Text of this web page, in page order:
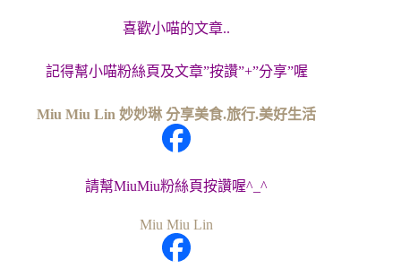
喜歡小喵的文章..
記得幫小喵粉絲頁及文章”按讚”+”分享”喔
Miu Miu Lin 妙妙琳 分享美食.旅行.美好生活
請幫MiuMiu粉絲頁按讚喔^_^
Miu Miu Lin